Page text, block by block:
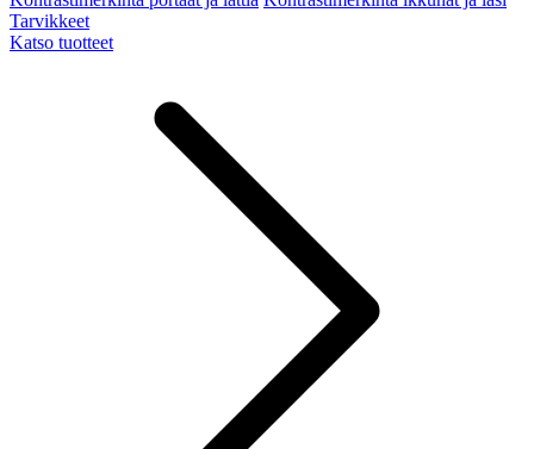
Tarvikkeet
Katso tuotteet